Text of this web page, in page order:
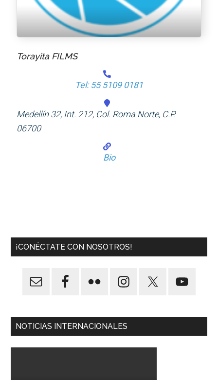
Torayita FILMS
Tel: 55 5109 0181
Medellín 32, Int. 212, Col. Roma Norte, C.P.
06700
Bio
¡CONÉCTATE CON NOSOTROS!
NOTICIAS INTERNACIONALES